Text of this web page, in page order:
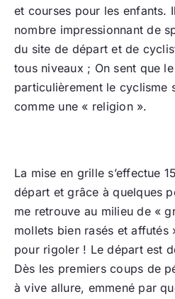
et courses pour les enfants.
nombre impressionnant de
du site de départ et de
tous niveaux ; On sent que
particulièrement le cyclisme
comme une « religion ».
La mise en grille s’effectue
départ et grâce à quelques
me retrouve au milieu de «
mollets bien rasés et
pour rigoler ! Le départ est
Dès les premiers coups de
à vive allure, emmené par